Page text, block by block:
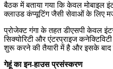
बैठक में बताया गया कि केवल मोबाइल
क्लाउड कंप्यूटिंग जैसी सेवाओं के लिए
प्रोजेक्ट गंगा के तहत डीएसपी केवल
सिक्योरिटी और एंटरप्राइज
शुरू करने की तैयारी में है और इसके बाद
गेहूं का इन-हाउस प्रसंस्करण